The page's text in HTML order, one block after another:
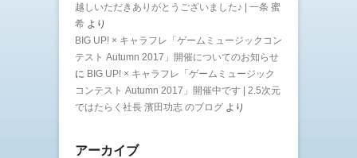
越しいただきありがとうございました♪ | 一条 蜜
希 より
BIG UP! × キャラフレ「ゲームミュージックコン
テスト Autumn 2017」開催についてのお知らせ
に BIG UP! × キャラフレ「ゲームミュージック
コンテスト Autumn 2017」開催中です | 2.5次元
ではたらく社長 濱田功志 のブログ より
アーカイブ